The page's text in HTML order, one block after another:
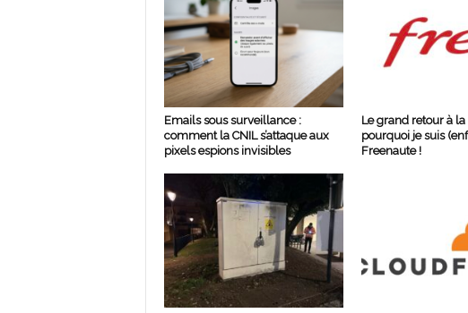
Emails sous surveillance :
comment la CNIL s’attaque aux
pixels espions invisibles
Le grand retour à la
pourquoi je suis
Freenaute !